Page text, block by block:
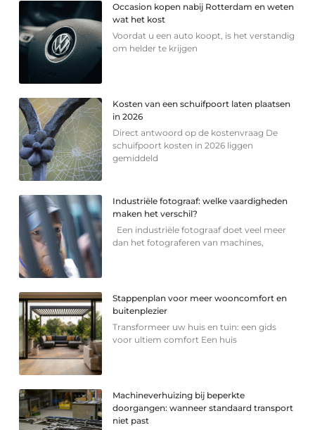
Occasion kopen nabij Rotterdam en weten
wat het kost
Voordat u een auto koopt, is het verstandig
om helder te krijgen
Kosten van een schuifpoort laten plaatsen
in 2026
Direct antwoord op de kostenvraag De
schuifpoort kosten in 2026 liggen
gemiddeld
Industriële fotograaf: welke vaardigheden
maken het verschil?
Een industriële fotograaf doet veel meer
dan het fotograferen van machines,
Stappenplan voor meer wooncomfort en
buitenplezier
Transformeer uw huis en tuin: een gids
voor ultiem comfort Een huis
Machineverhuizing bij beperkte
doorgangen: wanneer standaard transport
niet past